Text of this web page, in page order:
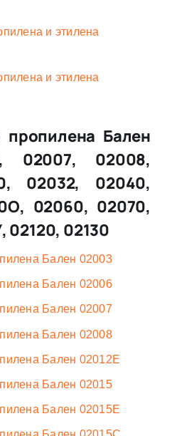
и этилена
и этилена
пропилена Бален
02007, 02008,
02032, 02040,
02060, 02070,
02120, 02130
Бален 02003
Бален 02006
Бален 02007
Бален 02008
Бален 02012Е
Бален 02015
Бален 02015Е